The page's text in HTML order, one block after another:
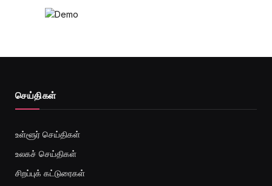
செய்திகள்
உள்ளூர் செய்திகள்
உலகச் செய்திகள்
சிறப்புக் கட்டுரைகள்